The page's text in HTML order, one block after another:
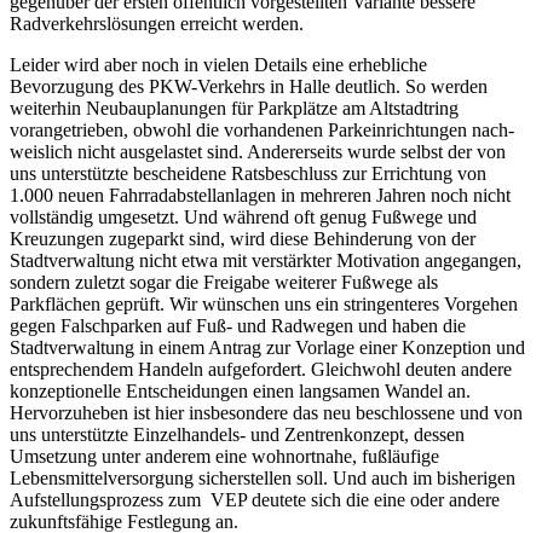
Radverkehrslösungen erreicht werden.
Leider wird aber noch in vielen Details eine erhebliche
Bevorzugung des PKW-Verkehrs in Halle deutlich. So werden
weiterhin Neubauplanungen für Parkplätze am Altstadtring
vorangetrieben, obwohl die vorhandenen Parkeinrichtungen nach­
weislich nicht ausgelastet sind. Andererseits wurde selbst der von
uns unterstützte bescheidene Ratsbeschluss zur Errichtung von
1.000 neuen Fahrradabstellanlagen in mehreren Jahren noch nicht
vollständig umgesetzt. Und während oft genug Fußwege und
Kreuzungen zugeparkt sind, wird diese Behinderung von der
Stadtverwaltung nicht etwa mit verstärkter Motivation angegangen,
sondern zuletzt sogar die Freigabe weiterer Fußwege als
Parkflächen geprüft. Wir wünschen uns ein stringenteres Vorgehen
gegen Falschparken auf Fuß- und Radwegen und haben die
Stadtverwaltung in einem Antrag zur Vorlage einer Konzeption und
entsprechendem Handeln aufgefordert. Gleichwohl deuten andere
konzeptionelle Entscheidungen einen langsamen Wandel an.
Hervorzuheben ist hier insbesondere das neu beschlossene und von
uns unterstützte Einzelhandels- und Zentrenkonzept, dessen
Umsetzung unter anderem eine wohnortnahe, fußläufige
Lebensmittelversorgung sicherstellen soll. Und auch im bisherigen
Aufstellungsprozess zum VEP deutete sich die eine oder andere
zukunftsfähige Festlegung an.